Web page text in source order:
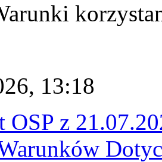
13:18
OSP z